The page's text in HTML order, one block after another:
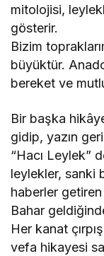
mitolojisi,
gösterir.
Bizim
büyüktür.
bereket ve
Bir başka
gidip, yazın
“Hacı Leylek”
leylekler, sanki
haberler
Bahar
Her kanat
vefa hikayesi